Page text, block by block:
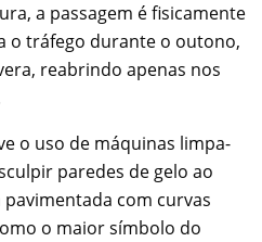
a passagem é fisicamente
o tráfego durante o outono,
reabrindo apenas nos
o uso de máquinas limpa-
paredes de gelo ao
com curvas
o maior símbolo do